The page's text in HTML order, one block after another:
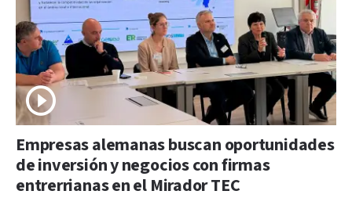
Empresas alemanas buscan oportunidades
de inversión y negocios con firmas
entrerrianas en el Mirador TEC